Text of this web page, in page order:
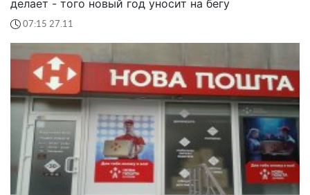
делает - того новый год уносит на бегу
07:15 27.11